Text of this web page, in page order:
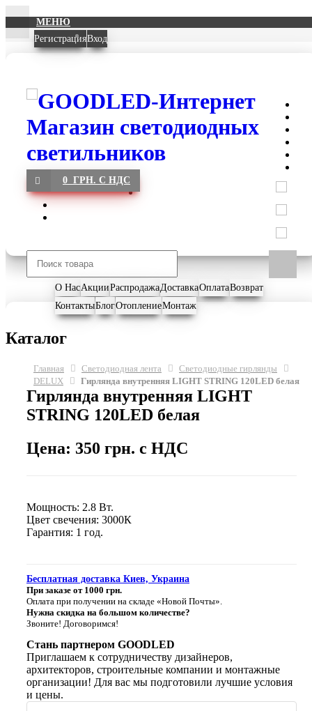
МЕНЮ
РегистрацияВход
0 ГРН. С НДС
О НасАкцииРаспродажаДоставкаОплатаВозврат
КонтактыБлогОтоплениеМонтаж
Каталог
Главная Светодиодная лента
Светодиодные гирлянды
DELUX
Гирлянда внутренняя LIGHT STRING 120LED белая
Гирлянда внутренняя LIGHT
STRING 120LED белая
Цена: 350 грн. с НДС
Мощность: 2.8 Вт.
Цвет свечения: 3000К
Гарантия: 1 год.
Бесплатная доставка Киев, Украина
При заказе от 1000 грн.
Оплата при получении на складе «Новой Почты».
Нужна скидка на большом количестве?
Звоните! Договоримся!
Стань партнером GOODLED
Приглашаем к сотрудничеству дизайнеров,
архитекторов, строительные компании и монтажные
организации! Для вас мы подготовили лучшие условия
и цены.